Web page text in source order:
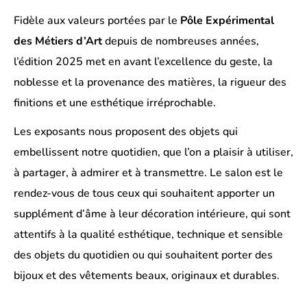
Fidèle aux valeurs portées par le Pôle Expérimental
des Métiers d’Artdepuis de nombreuses années,
l’édition 2025 met en avant l’excellence du geste, la
noblesse et la provenance des matières, la rigueur des
finitions et une esthétique irréprochable.
Les exposants nous proposent des objets qui
embellissent notre quotidien, que l’on a plaisir à utiliser,
à partager, à admirer et à transmettre. Le salon est le
rendez-vous de tous ceux qui souhaitent apporter un
supplément d’âme à leur décoration intérieure, qui sont
attentifs à la qualité esthétique, technique et sensible
des objets du quotidien ou qui souhaitent porter des
bijoux et des vêtements beaux, originaux et durables.